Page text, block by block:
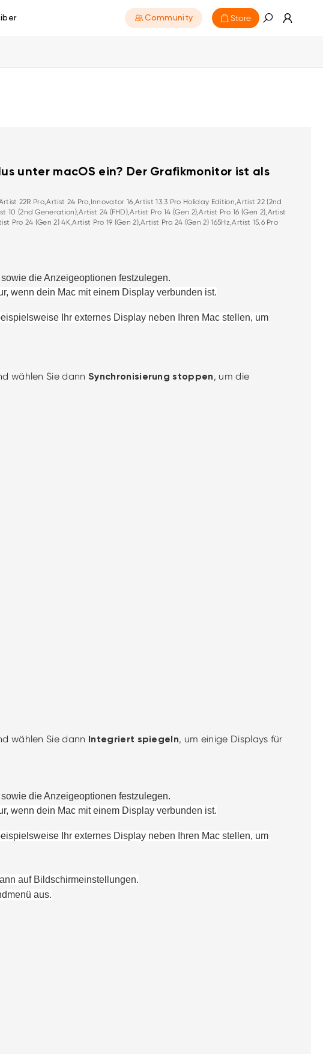
Community Store
unter macOS ein? Der Grafikmonitor ist als
22R Pro,Artist 24 Pro,Innovator 16,Artist 13.3 Pro Holiday Edition,Artist 22 (2nd
(2nd Generation),Artist 24 (FHD),Artist Pro 14 (Gen 2),Artist Pro 16 (Gen 2),Artist
24 (Gen 2) 4K,Artist Pro 19 (Gen 2),Artist Pro 24 (Gen 2) 165Hz,Artist 15.6 Pro
die Anzeigeoptionen festzulegen.
wenn dein Mac mit einem Display verbunden ist.
Ihr externes Display neben Ihren Mac stellen, um
wählen Sie dannSynchronisierung stoppen, um die
wählen Sie dann Integriert spiegeln, um einige Displays für
die Anzeigeoptionen festzulegen.
wenn dein Mac mit einem Display verbunden ist.
Ihr externes Display neben Ihren Mac stellen, um
auf Bildschirmeinstellungen.
aus.